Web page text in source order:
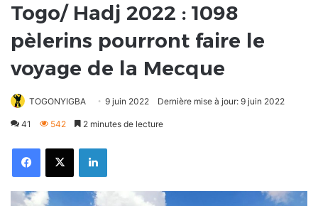
Togo/ Hadj 2022 : 1098
pèlerins pourront faire le
voyage de la Mecque
TOGONYIGBA 9 juin 2022 Dernière mise à jour: 9 juin 2022
41 542 2 minutes de lecture
FacebookX Linkedin